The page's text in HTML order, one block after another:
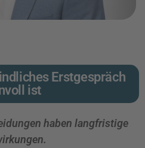
Erstgespräch
ist​
haben langfristige